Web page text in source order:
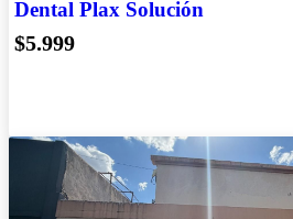
Dental Plax Solución
$5.999